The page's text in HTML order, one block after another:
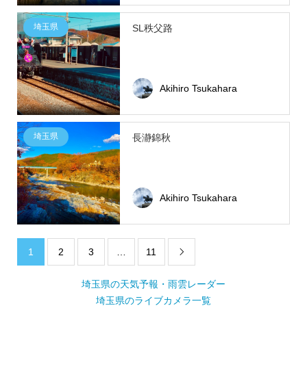
埼玉県 SL秩父路
Akihiro Tsukahara
埼玉県 長瀞錦秋
Akihiro Tsukahara
1 2 3 11 
埼玉県の天気予報・雨雲レーダー
埼玉県のライブカメラ一覧